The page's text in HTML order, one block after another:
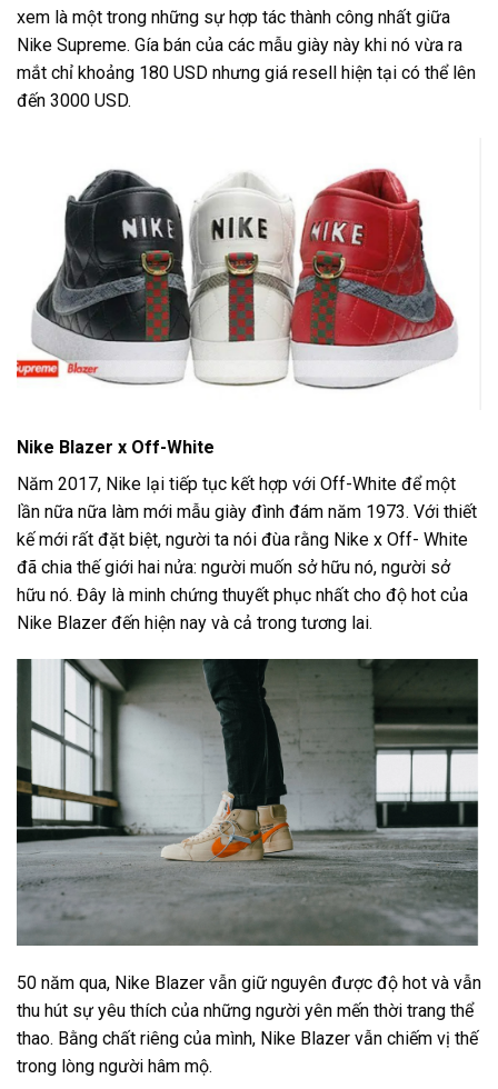
xem là một trong những sự hợp tác thành công nhất giữa
Nike Supreme. Gía bán của các mẫu giày này khi nó vừa ra
mắt chỉ khoảng 180 USD nhưng giá resell hiện tại có thể lên
đến 3000 USD.
Nike Blazer x Off-White
Năm 2017, Nike lại tiếp tục kết hợp với Off-White để một
lần nữa nữa làm mới mẫu giày đình đám năm 1973. Với thiết
kế mới rất đặt biệt, người ta nói đùa rằng Nike x Off- White
đã chia thế giới hai nửa: người muốn sở hữu nó, người sở
hữu nó. Đây là minh chứng thuyết phục nhất cho độ hot của
Nike Blazer đến hiện nay và cả trong tương lai.
50 năm qua, Nike Blazer vẫn giữ nguyên được độ hot và vẫn
thu hút sự yêu thích của những người yên mến thời trang thể
thao. Bằng chất riêng của mình, Nike Blazer vẫn chiếm vị thế
trong lòng người hâm mộ.